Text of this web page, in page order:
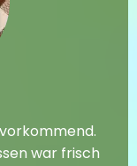
war frisch